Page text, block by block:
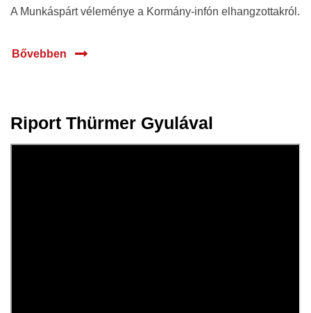
A Munkáspárt véleménye a Kormány-infón elhangzottakról.
Bővebben
15 jan.
Riport Thürmer Gyulával